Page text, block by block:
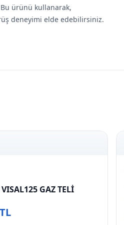
ürünü kullanarak,
deneyimi elde edebilirsiniz.
GAZ TELİ